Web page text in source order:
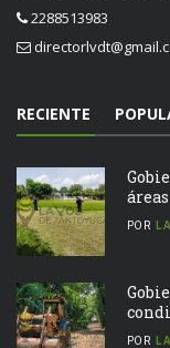
2288513983
RECIENTE
POR
POR